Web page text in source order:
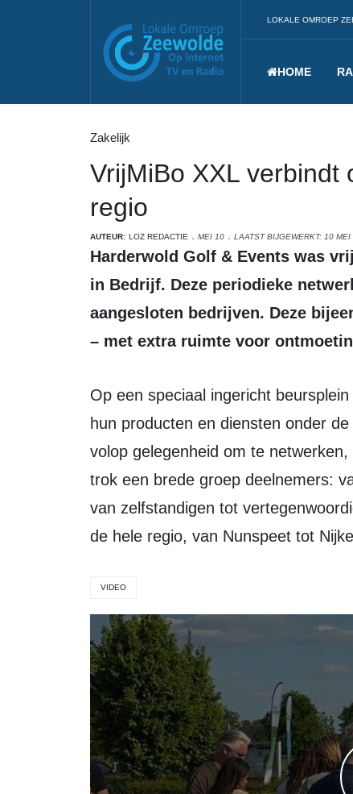
LOKALE OMROEP
HOME
Zakelijk
VrijMiBo XXL verbindt
regio
AUTEUR: LOZ REDACTIE MEI 10 LAATST BIJGEWERKT: 10
Harderwold Golf & Events was vrijdag gastheer van de VrijMiBo van Stad
in Bedrijf. Deze periodieke
aangesloten bedrijven. Deze
– met extra ruimte voor
Op een speciaal ingericht beursplein kregen ondernemers de gelegenheid om
hun producten en diensten onder
volop gelegenheid om te
trok een brede groep deelnemers:
van zelfstandigen tot
de hele regio, van Nunspeet tot
VIDEO